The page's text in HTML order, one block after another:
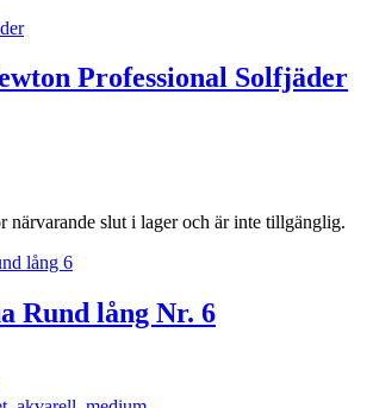
Professional Solfjäder
närvarande slut i lager och är inte tillgänglig.
Rund lång Nr. 6